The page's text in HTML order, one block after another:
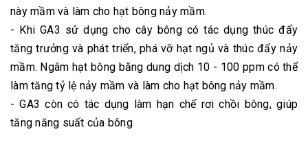
này mầm và làm cho hạt bông nảy mầm.
- Khi GA3 sử dụng cho cây bông có tác dụng thúc đẩy
tăng trưởng và phát triển, phá vỡ hạt ngủ và thúc đẩy nảy
mầm. Ngâm hạt bông bằng dung dịch 10 - 100 ppm có thể
làm tăng tỷ lệ nảy mầm và làm cho hạt bông nảy mầm.
- GA3 còn có tác dụng làm hạn chế rơi chồi bông, giúp
tăng năng suất của bông